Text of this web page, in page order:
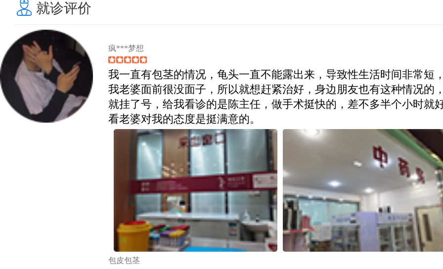
就诊评价
疯***梦想
我一直有包茎的情况，龟头一直不能露出来，导致性生活时间非常短
我老婆面前很没面子，所以就想赶紧治好，身边朋友也有这种情况的
就挂了号，给我看诊的是陈主任，做手术挺快的，差不多半个小时就
看老婆对我的态度是挺满意的。
包皮包茎